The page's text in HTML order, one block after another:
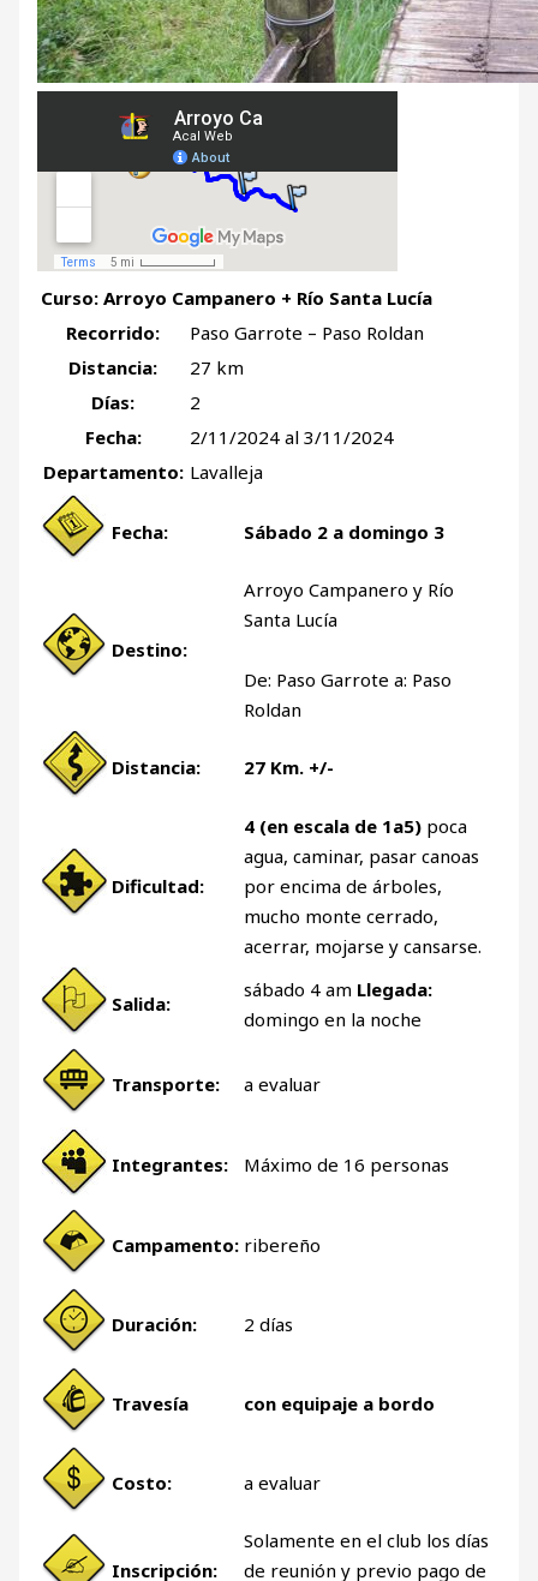
Curso: Arroyo Campanero + Río Santa Lucía
Recorrido:
Paso Garrote – Paso Roldan
Distancia:
27 km
Días:
2
Fecha:
2/11/2024 al 3/11/2024
Departamento: Lavalleja
Fecha: Sábado 2 a domingo 3
Destino:
Arroyo Campanero y Río
Santa Lucía
De: Paso Garrote a: Paso
Roldan
Distancia: 27 Km. +/-
Dificultad:
4 (en escala de 1a5) poca
agua, caminar, pasar canoas
por encima de árboles,
mucho monte cerrado,
acerrar, mojarse y cansarse.
Salida:
sábado 4 am Llegada:
domingo en la noche
Transporte: a evaluar
Integrantes: Máximo de 16 personas
Campamento: ribereño
Duración: 2 días
Travesía con equipaje a bordo
Costo: a evaluar
Inscripción:
Solamente en el club los días
de reunión y previo pago de